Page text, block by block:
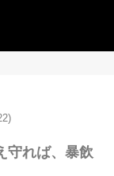
守れば、暴飲